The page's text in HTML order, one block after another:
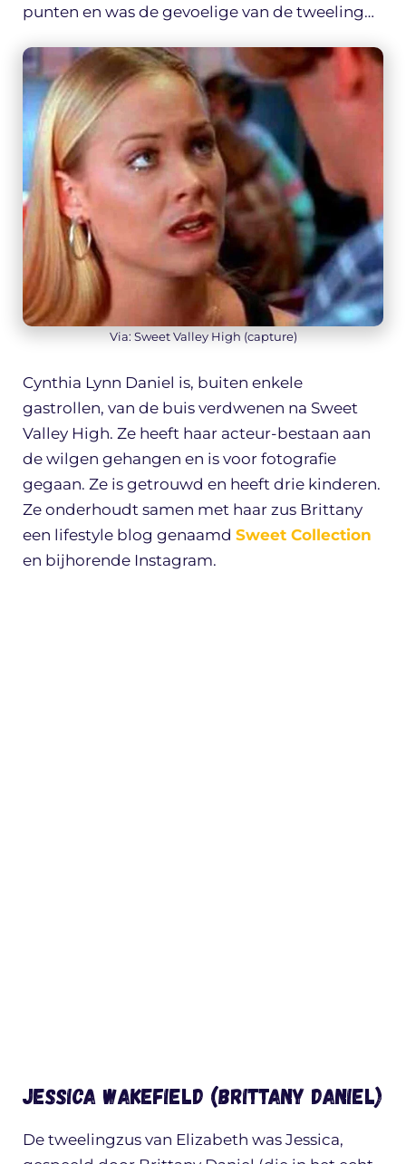
punten en was de gevoelige van de tweeling…
Via: Sweet Valley High (capture)
Cynthia Lynn Daniel is, buiten enkele
gastrollen, van de buis verdwenen na Sweet
Valley High. Ze heeft haar acteur-bestaan aan
de wilgen gehangen en is voor fotografie
gegaan. Ze is getrouwd en heeft drie kinderen.
Ze onderhoudt samen met haar zus Brittany
een lifestyle blog genaamd Sweet Collection
en bijhorende Instagram.
Jessica Wakefield (Brittany Daniel)
De tweelingzus van Elizabeth was Jessica,